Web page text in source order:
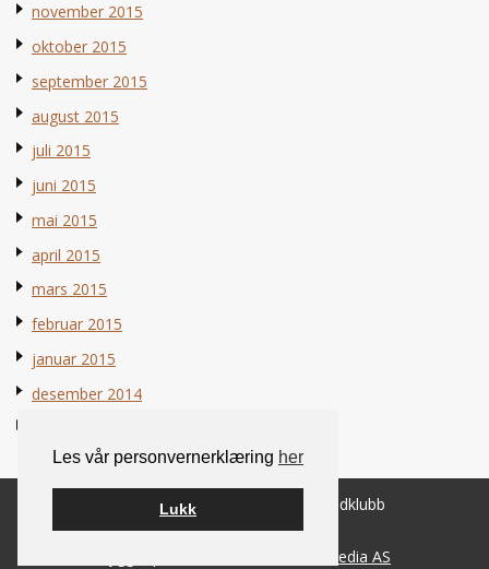
Les vår personvernerklæring her
Lukk
november 2015
oktober 2015
september 2015
august 2015
juli 2015
juni 2015
mai 2015
april 2015
mars 2015
februar 2015
januar 2015
desember 2014
© 2026 Norsk Berner Sennenhundklubb
Smart Media AS